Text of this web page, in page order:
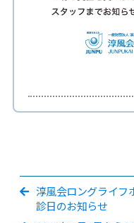
淳風会ロングライ
診日のお知らせ